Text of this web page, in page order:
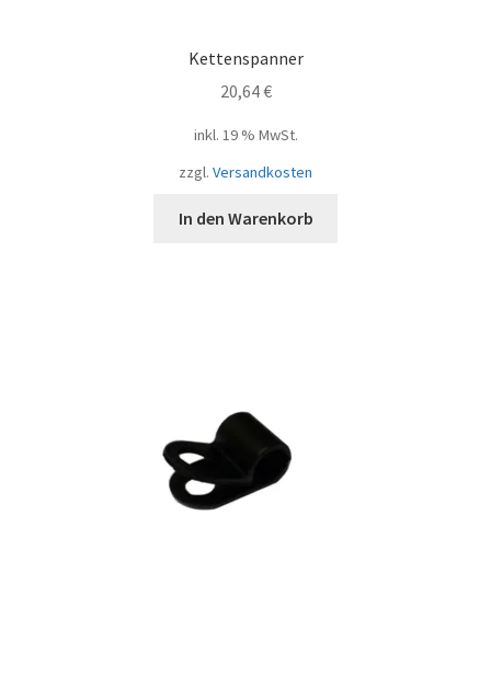
Kettenspanner
20,64€
inkl. 19 % MwSt.
zzgl. Versandkosten
In den Warenkorb